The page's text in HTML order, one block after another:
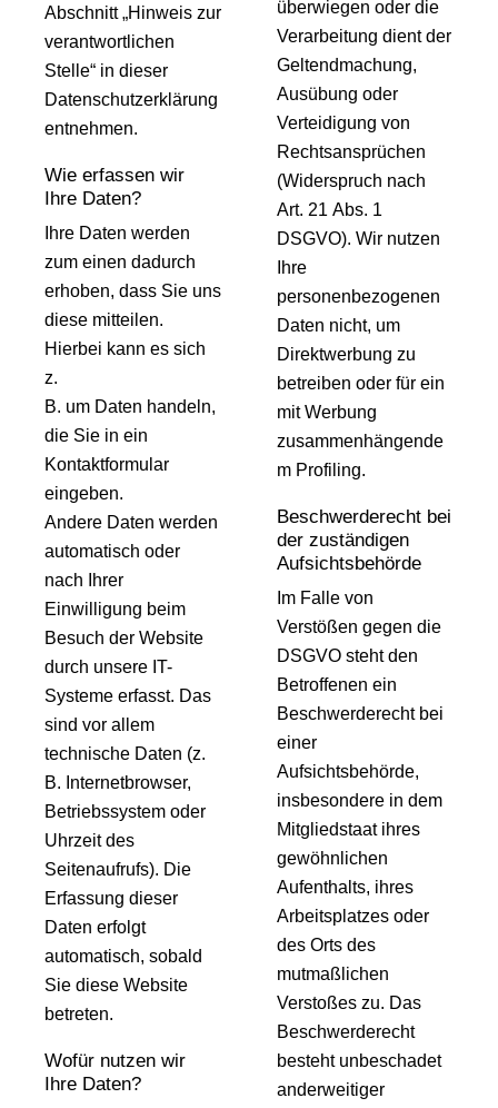
Abschnitt „Hinweis zur
verantwortlichen
Stelle“ in dieser
Datenschutzerklärung
entnehmen.
Wie erfassen wir
Ihre Daten?
Ihre Daten werden
zum einen dadurch
erhoben, dass Sie uns
diese mitteilen.
Hierbei kann es sich
z.
B. um Daten handeln,
die Sie in ein
Kontaktformular
eingeben.
Andere Daten werden
automatisch oder
nach Ihrer
Einwilligung beim
Besuch der Website
durch unsere IT-
Systeme erfasst. Das
sind vor allem
technische Daten (z.
B. Internetbrowser,
Betriebssystem oder
Uhrzeit des
Seitenaufrufs). Die
Erfassung dieser
Daten erfolgt
automatisch, sobald
Sie diese Website
betreten.
Wofür nutzen wir
Ihre Daten?
überwiegen oder die
Verarbeitung dient der
Geltendmachung,
Ausübung oder
Verteidigung von
Rechtsansprüchen
(Widerspruch nach
Art. 21 Abs. 1
DSGVO). Wir nutzen
Ihre
personenbezogenen
Daten nicht, um
Direktwerbung zu
betreiben oder für ein
mit Werbung
zusammenhängende
m Profiling.
Beschwerderecht bei
der zuständigen
Aufsichtsbehörde
Im Falle von
Verstößen gegen die
DSGVO steht den
Betroffenen ein
Beschwerderecht bei
einer
Aufsichtsbehörde,
insbesondere in dem
Mitgliedstaat ihres
gewöhnlichen
Aufenthalts, ihres
Arbeitsplatzes oder
des Orts des
mutmaßlichen
Verstoßes zu. Das
Beschwerderecht
besteht unbeschadet
anderweitiger